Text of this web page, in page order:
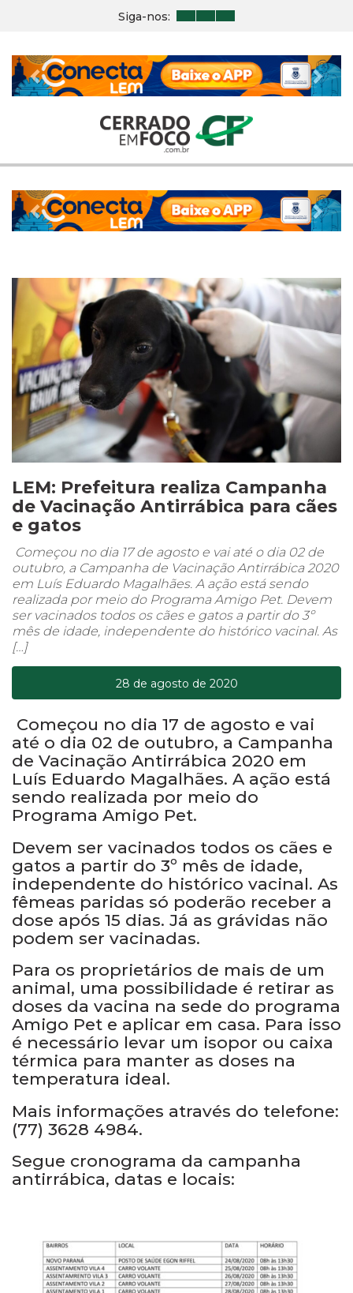
Siga-nos:
Previous Next
Previous Next
LEM: Prefeitura realiza Campanha
de Vacinação Antirrábica para cães
e gatos
Começou no dia 17 de agosto e vai até o dia 02 de
outubro, a Campanha de Vacinação Antirrábica 2020
em Luís Eduardo Magalhães. A ação está sendo
realizada por meio do Programa Amigo Pet. Devem
ser vacinados todos os cães e gatos a partir do 3º
mês de idade, independente do histórico vacinal. As
[…]
28 de agosto de 2020
Começou no dia 17 de agosto e vai
até o dia 02 de outubro, a Campanha
de Vacinação Antirrábica 2020 em
Luís Eduardo Magalhães. A ação está
sendo realizada por meio do
Programa Amigo Pet.
Devem ser vacinados todos os cães e
gatos a partir do 3º mês de idade,
independente do histórico vacinal. As
fêmeas paridas só poderão receber a
dose após 15 dias. Já as grávidas não
podem ser vacinadas.
Para os proprietários de mais de um
animal, uma possibilidade é retirar as
doses da vacina na sede do programa
Amigo Pet e aplicar em casa. Para isso
é necessário levar um isopor ou caixa
térmica para manter as doses na
temperatura ideal.
Mais informações através do telefone:
(77) 3628 4984.
Segue cronograma da campanha
antirrábica, datas e locais: